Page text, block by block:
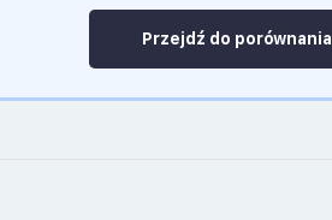
Przejdź do porównania